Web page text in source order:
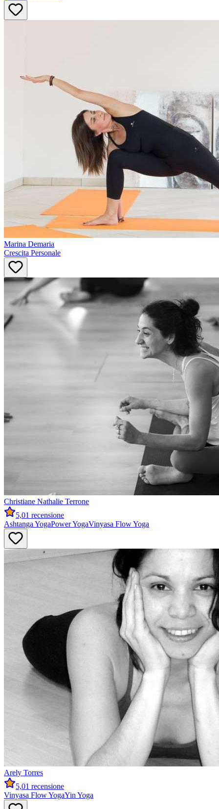
Marina Demaria
Crescita Personale
Christiane Nathalie Terrone
5,01 recensione
Ashtanga YogaPower YogaVinyasa Flow Yoga
Arely Torres
5,01 recensione
Vinyasa Flow YogaYin Yoga